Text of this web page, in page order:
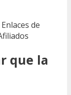
de
que la